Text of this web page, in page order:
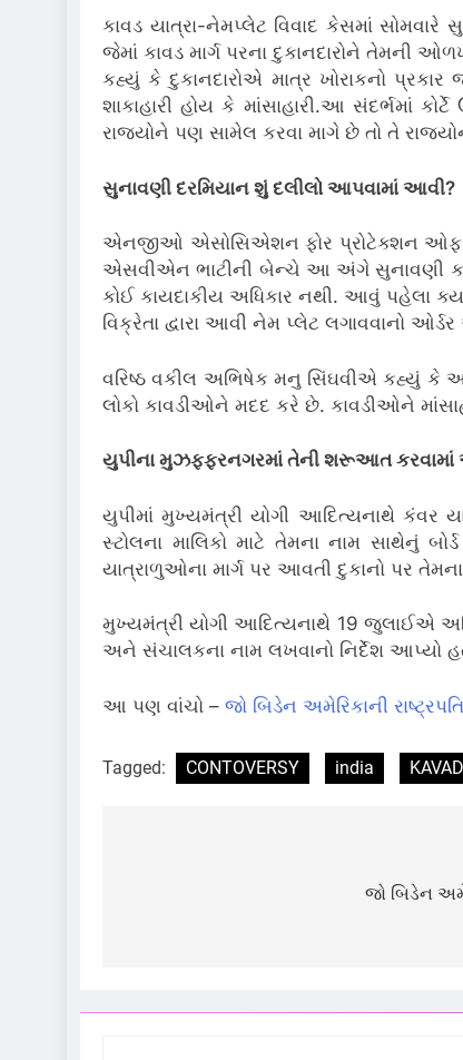
કાવડ યાત્રા-નેમપ્લેટ વિવાદ કેસમાં સોમવારે
જેમાં કાવડ માર્ગ પરના દુકાનદારોને તેમની
કહ્યું કે દુકાનદારોએ માત્ર ખોરાકનો
શાકાહારી હોય કે માંસાહારી.આ સંદર્ભમાં
રાજ્યોને પણ સામેલ કરવા માગે છે તો તે
સુનાવણી દરમિયાન શું દલીલો આપવામાં આવી?
એનજીઓ એસોસિએશન ફોર પ્રોટેક્શન ઓફ
એસવીએન ભાટીની બેન્ચે આ અંગે સુનાવણી
કોઈ કાયદાકીય અધિકાર નથી. આવું પહેલા
વિક્રેતા દ્વારા આવી નેમ પ્લેટ લગાવવાનો
વરિષ્ઠ વકીલ અભિષેક મનુ સિંઘવીએ કહ્યું કે આ
લોકો કાવડીઓને મદદ કરે છે. કાવડીઓને
યુપીના મુઝફ્ફરનગરમાં તેની શરૂઆત કરવામાં
યુપીમાં મુખ્યમંત્રી યોગી આદિત્યનાથે કંવર
સ્ટોલના માલિકો માટે તેમના નામ સાથેનું
યાત્રાળુઓના માર્ગ પર આવતી દુકાનો પર
મુખ્યમંત્રી યોગી આદિત્યનાથે 19 જુલાઈએ
અને સંચાલકના નામ લખવાનો નિર્દેશ આપ્યો
આ પણ વાંચો – જો બિડેન અમેરિકાની
Tagged: CONTOVERSY india
જો બિડેન